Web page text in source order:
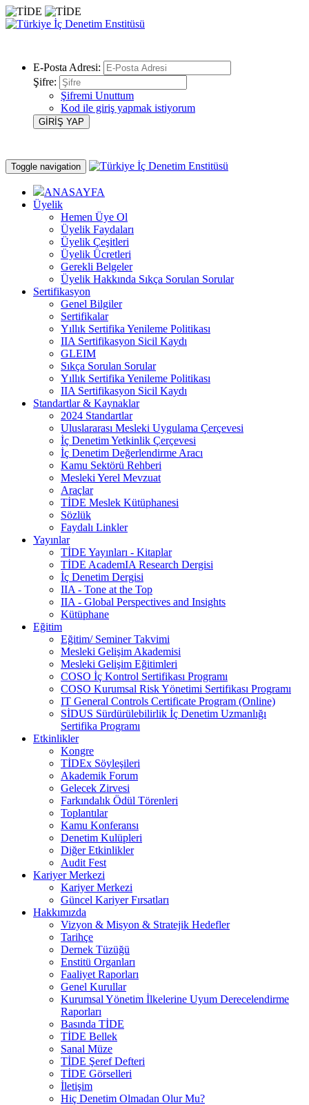
E-Posta Adresi:
Şifre:
Şifremi Unuttum
Kod ile giriş yapmak istiyorum
Toggle navigation
ANASAYFA
Üyelik
Hemen Üye Ol
Üyelik Faydaları
Üyelik Çeşitleri
Üyelik Ücretleri
Gerekli Belgeler
Üyelik Hakkında Sıkça Sorulan Sorular
Sertifikasyon
Genel Bilgiler
Sertifikalar
Yıllık Sertifika Yenileme Politikası
IIA Sertifikasyon Sicil Kaydı
GLEIM
Sıkça Sorulan Sorular
Yıllık Sertifika Yenileme Politikası
IIA Sertifikasyon Sicil Kaydı
Standartlar & Kaynaklar
2024 Standartlar
Uluslararası Mesleki Uygulama Çerçevesi
İç Denetim Yetkinlik Çerçevesi
İç Denetim Değerlendirme Aracı
Kamu Sektörü Rehberi
Mesleki Yerel Mevzuat
Araçlar
TİDE Meslek Kütüphanesi
Sözlük
Faydalı Linkler
Yayınlar
TİDE Yayınları - Kitaplar
TİDE AcademIA Research Dergisi
İç Denetim Dergisi
IIA - Tone at the Top
IIA - Global Perspectives and Insights
Kütüphane
Eğitim
Eğitim/ Seminer Takvimi
Mesleki Gelişim Akademisi
Mesleki Gelişim Eğitimleri
COSO İç Kontrol Sertifikası Programı
COSO Kurumsal Risk Yönetimi Sertifikası Programı
IT General Controls Certificate Program (Online)
SİDUS Sürdürülebilirlik İç Denetim Uzmanlığı
Sertifika Programı
Etkinlikler
Kongre
TİDEx Söyleşileri
Akademik Forum
Gelecek Zirvesi
Farkındalık Ödül Törenleri
Toplantılar
Kamu Konferansı
Denetim Kulüpleri
Diğer Etkinlikler
Audit Fest
Kariyer Merkezi
Kariyer Merkezi
Güncel Kariyer Fırsatları
Hakkımızda
Vizyon & Misyon & Stratejik Hedefler
Tarihçe
Dernek Tüzüğü
Enstitü Organları
Faaliyet Raporları
Genel Kurullar
Kurumsal Yönetim İlkelerine Uyum Derecelendirme
Raporları
Basında TİDE
TİDE Bellek
Sanal Müze
TİDE Şeref Defteri
TİDE Görselleri
İletişim
Hiç Denetim Olmadan Olur Mu?